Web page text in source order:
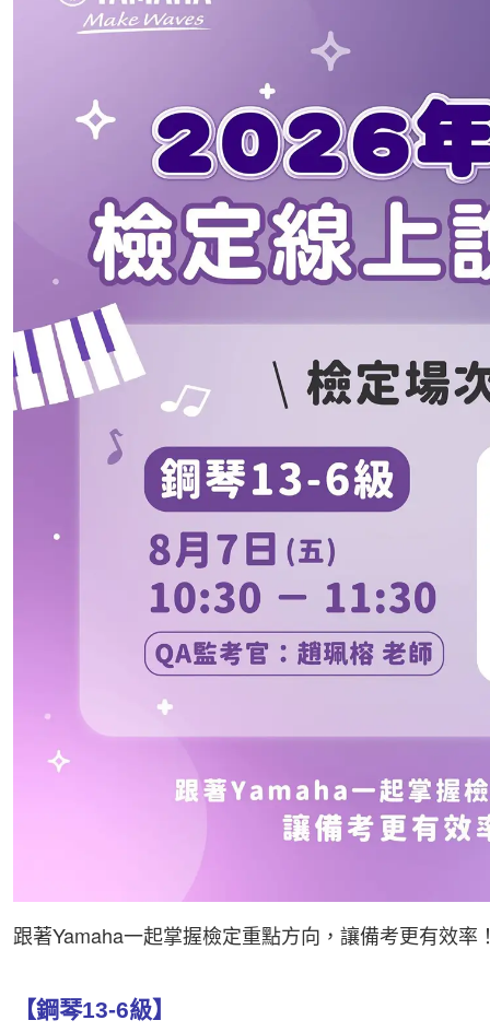
跟著Yamaha一起掌握檢定重點方向，讓備考更有效率
【鋼琴13-6級】